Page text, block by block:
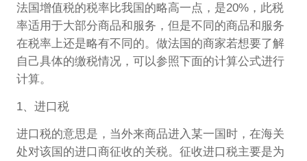
法国增值税的税率比我国的略高一点，是20%，此税
率适用于大部分商品和服务，但是不同的商品和服务
在税率上还是略有不同的。做法国的商家若想要了解
自己具体的缴税情况，可以参照下面的计算公式进行
计算。
1、进口税
进口税的意思是，当外来商品进入某一国时，在海关
处对该国的进口商征收的关税。征收进口税主要是为